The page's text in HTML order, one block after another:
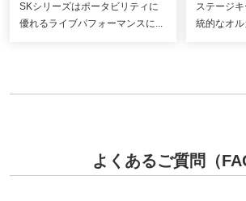
SKシリーズはポータビリティに
優れるライブパフォーマンスに...
ステージ
統的なオ
よくあるご質問（